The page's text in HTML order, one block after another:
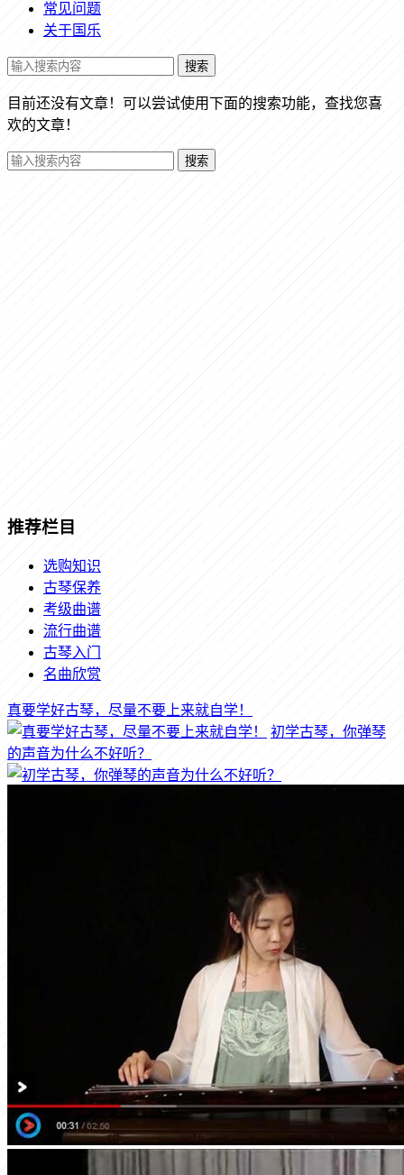
常见问题
关于国乐
搜索
目前还没有文章！可以尝试使用下面的搜索功能，查找您喜
欢的文章！
搜索
推荐栏目
选购知识
古琴保养
考级曲谱
流行曲谱
古琴入门
名曲欣赏
真要学好古琴，尽量不要上来就自学！
初学古琴，你弹琴
的声音为什么不好听？